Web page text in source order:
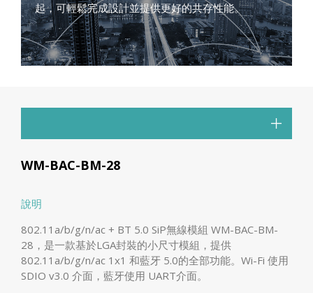
起，可輕鬆完成設計並提供更好的共存性能。
WM-BAC-BM-28
說明
802.11a/b/g/n/ac + BT 5.0 SiP無線模組 WM-BAC-BM-
28，是一款基於LGA封裝的小尺寸模組，提供
802.11a/b/g/n/ac 1x1 和藍牙 5.0的全部功能。Wi-Fi 使用
SDIO v3.0 介面，藍牙使用 UART介面。